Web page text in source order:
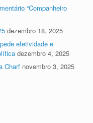
“Companheiro
dezembro 18, 2025
efetividade e
dezembro 4, 2025
Charf novembro 3, 2025